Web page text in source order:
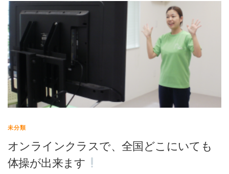
認知症予防・脳トレ関連記事
未分類
オンラインクラスで、全国どこにいても
体操が出来ます